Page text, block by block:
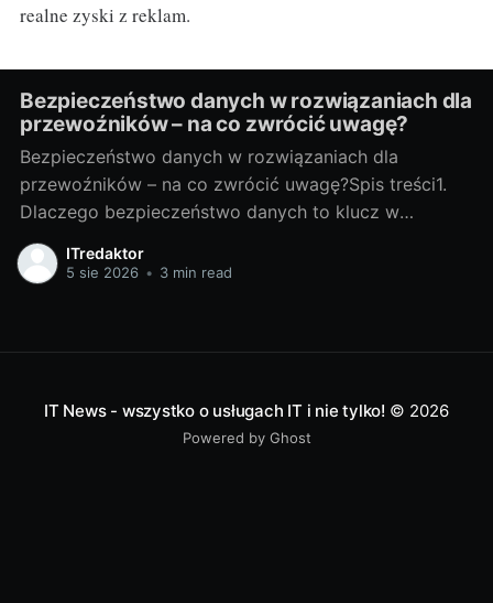
realne zyski z reklam.
Bezpieczeństwo danych w rozwiązaniach dla
przewoźników – na co zwrócić uwagę?
Bezpieczeństwo danych w rozwiązaniach dla
przewoźników – na co zwrócić uwagę?Spis treści1.
Dlaczego bezpieczeństwo danych to klucz w
transporcie?Jakie dane chronimy: trasy, telematyka,
dane klientów i kierowcówTransport generuje ogrom
prędkość, zużycie paliwa), listy przewozowe, dane
ITredaktor
5 sie 2026 • 3 min read
IT News - wszystko o usługach IT i nie tylko! © 2026
Powered by Ghost